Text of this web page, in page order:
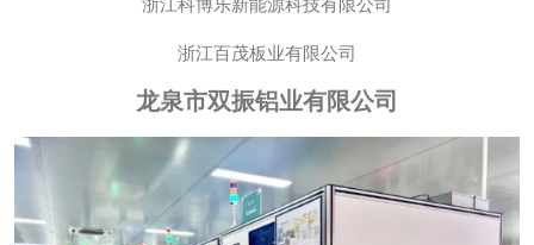
浙江科博乐新能源科技有限公司
浙江百茂板业有限公司
龙泉市双振铝业有限公司